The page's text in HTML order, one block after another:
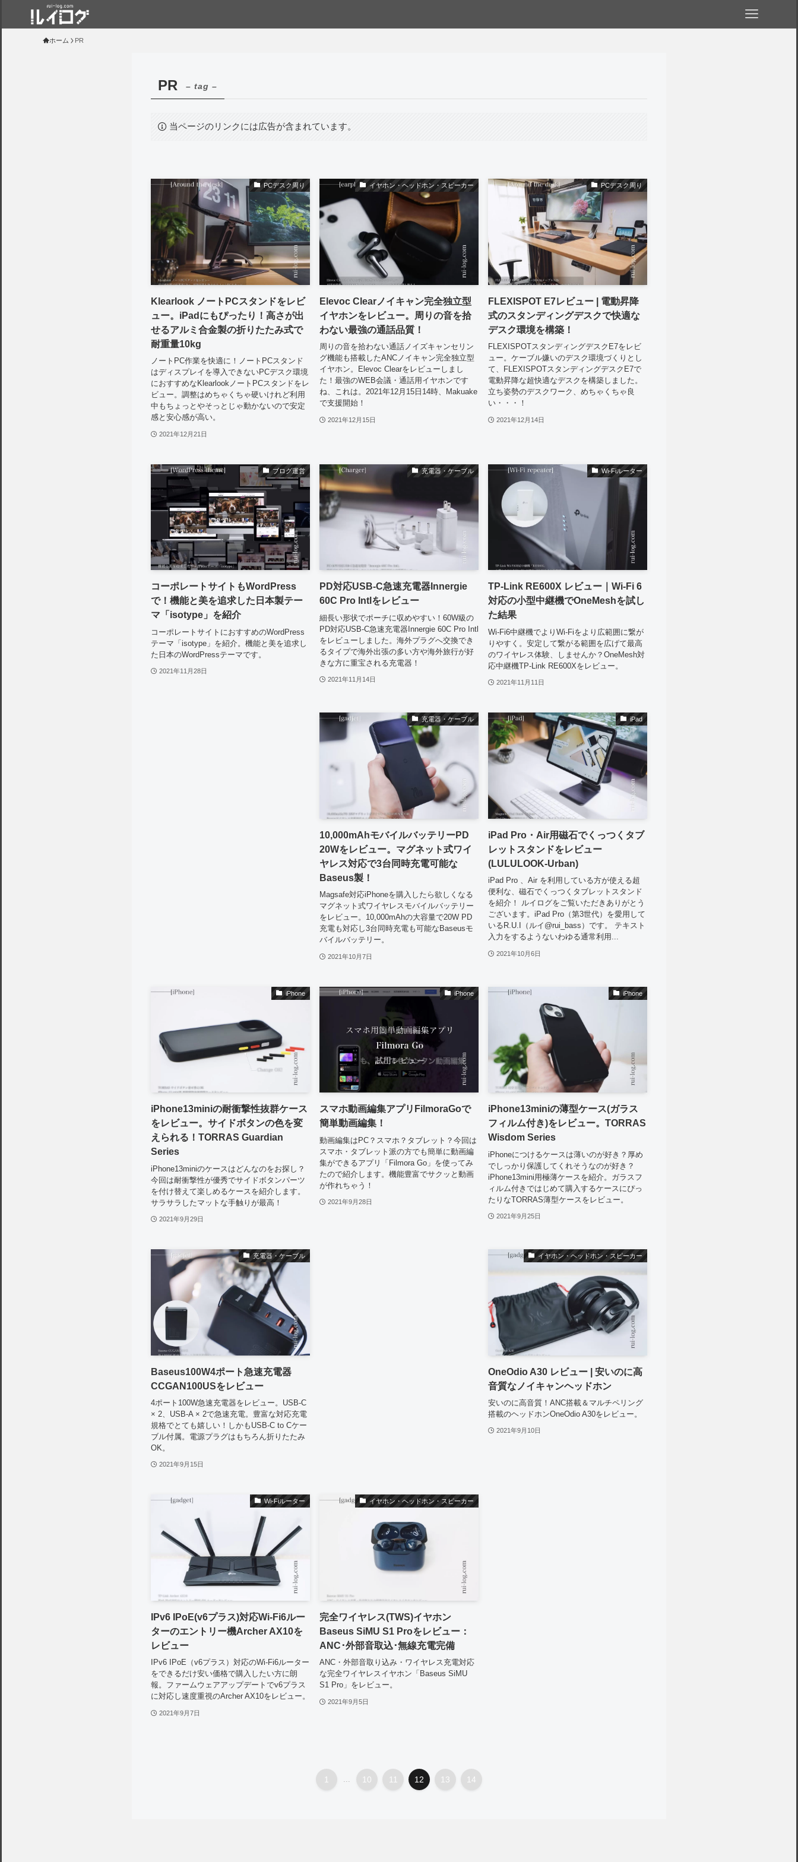
ホーム PR
PR – tag –
当ページのリンクには広告が含まれています。
PCデスク周り
Klearlook ノートPCスタンドをレビ
ュー。iPadにもぴったり！高さが出
せるアルミ合金製の折りたたみ式で
耐重量10kg
ノートPC作業を快適に！ノートPCスタンド
はディスプレイを導入できないPCデスク環境
におすすめなKlearlookノートPCスタンドをレ
ビュー。調整はめちゃくちゃ硬いけれど利用
中もちょっとやそっとじゃ動かないので安定
感と安心感が高い。
2021年12月21日
イヤホン・ヘッドホン・スピーカー
Elevoc Clearノイキャン完全独立型
イヤホンをレビュー。周りの音を拾
わない最強の通話品質！
周りの音を拾わない通話ノイズキャンセリン
グ機能も搭載したANCノイキャン完全独立型
イヤホン。Elevoc Clearをレビューしまし
た！最強のWEB会議・通話用イヤホンです
ね、これは。2021年12月15日14時、Makuake
で支援開始！
2021年12月15日
PCデスク周り
FLEXISPOT E7レビュー | 電動昇降
式のスタンディングデスクで快適な
デスク環境を構築！
FLEXISPOTスタンディングデスクE7をレビ
ュー。ケーブル嫌いのデスク環境づくりとし
て、FLEXISPOTスタンディングデスクE7で
電動昇降な超快適なデスクを構築しました。
立ち姿勢のデスクワーク、めちゃくちゃ良
い・・・！
2021年12月14日
ブログ運営
コーポレートサイトもWordPress
で！機能と美を追求した日本製テー
マ「isotype」を紹介
コーポレートサイトにおすすめのWordPress
テーマ「isotype」を紹介。機能と美を追求し
た日本のWordPressテーマです。
2021年11月28日
充電器・ケーブル
PD対応USB-C急速充電器Innergie
60C Pro Intlをレビュー
細長い形状でポーチに収めやすい！60W級の
PD対応USB-C急速充電器Innergie 60C Pro Intl
をレビューしました。海外プラグへ交換でき
るタイプで海外出張の多い方や海外旅行が好
きな方に重宝される充電器！
2021年11月14日
Wi-Fiルーター
TP-Link RE600X レビュー｜Wi-Fi 6
対応の小型中継機でOneMeshを試し
た結果
Wi-Fi6中継機でよりWi-Fiをより広範囲に繋が
りやすく。安定して繋がる範囲を広げて最高
のワイヤレス体験、しませんか？OneMesh対
応中継機TP-Link RE600Xをレビュー。
2021年11月11日
充電器・ケーブル
10,000mAhモバイルバッテリーPD
20Wをレビュー。マグネット式ワイ
ヤレス対応で3台同時充電可能な
Baseus製！
Magsafe対応iPhoneを購入したら欲しくなる
マグネット式ワイヤレスモバイルバッテリー
をレビュー。10,000mAhの大容量で20W PD
充電も対応し3台同時充電も可能なBaseusモ
バイルバッテリー。
2021年10月7日
iPad
iPad Pro・Air用磁石でくっつくタブ
レットスタンドをレビュー
(LULULOOK-Urban)
iPad Pro 、Air を利用している方が使える超
便利な、磁石でくっつくタブレットスタンド
を紹介！ ルイログをご覧いただきありがとう
ございます。iPad Pro（第3世代）を愛用して
いるR.U.I（ルイ@rui_bass）です。 テキスト
入力をするようないわゆる通常利用...
2021年10月6日
iPhone
iPhone13miniの耐衝撃性抜群ケース
をレビュー。サイドボタンの色を変
えられる！TORRAS Guardian
Series
iPhone13miniのケースはどんなのをお探し？
今回は耐衝撃性が優秀でサイドボタンパーツ
を付け替えて楽しめるケースを紹介します。
サラサラしたマットな手触りが最高！
2021年9月29日
iPhone
スマホ動画編集アプリFilmoraGoで
簡単動画編集！
動画編集はPC？スマホ？タブレット？今回は
スマホ・タブレット派の方でも簡単に動画編
集ができるアプリ「Filmora Go」を使ってみ
たので紹介します。機能豊富でサクッと動画
が作れちゃう！
2021年9月28日
iPhone
iPhone13miniの薄型ケース(ガラス
フィルム付き)をレビュー。TORRAS
Wisdom Series
iPhoneにつけるケースは薄いのが好き？厚め
でしっかり保護してくれそうなのが好き？
iPhone13mini用極薄ケースを紹介。ガラスフ
ィルム付きではじめて購入するケースにぴっ
たりなTORRAS薄型ケースをレビュー。
2021年9月25日
充電器・ケーブル
Baseus100W4ポート急速充電器
CCGAN100USをレビュー
4ポート100W急速充電器をレビュー。USB-C
× 2、USB-A × 2で急速充電。豊富な対応充電
規格でとても嬉しい！しかもUSB-C to Cケー
ブル付属。電源プラグはもちろん折りたたみ
OK。
2021年9月15日
イヤホン・ヘッドホン・スピーカー
OneOdio A30 レビュー | 安いのに高
音質なノイキャンヘッドホン
安いのに高音質！ANC搭載＆マルチペリング
搭載のヘッドホンOneOdio A30をレビュー。
2021年9月10日
Wi-Fiルーター
IPv6 IPoE(v6プラス)対応Wi-Fi6ルー
ターのエントリー機Archer AX10を
レビュー
IPv6 IPoE（v6プラス）対応のWi-Fi6ルーター
をできるだけ安い価格で購入したい方に朗
報。ファームウェアアップデートでv6プラス
に対応し速度重視のArcher AX10をレビュー。
2021年9月7日
イヤホン・ヘッドホン・スピーカー
完全ワイヤレス(TWS)イヤホン
Baseus SiMU S1 Proをレビュー：
ANC･外部音取込･無線充電完備
ANC・外部音取り込み・ワイヤレス充電対応
な完全ワイヤレスイヤホン「Baseus SiMU
S1 Pro」をレビュー。
2021年9月5日
1 10 11 12 13 14